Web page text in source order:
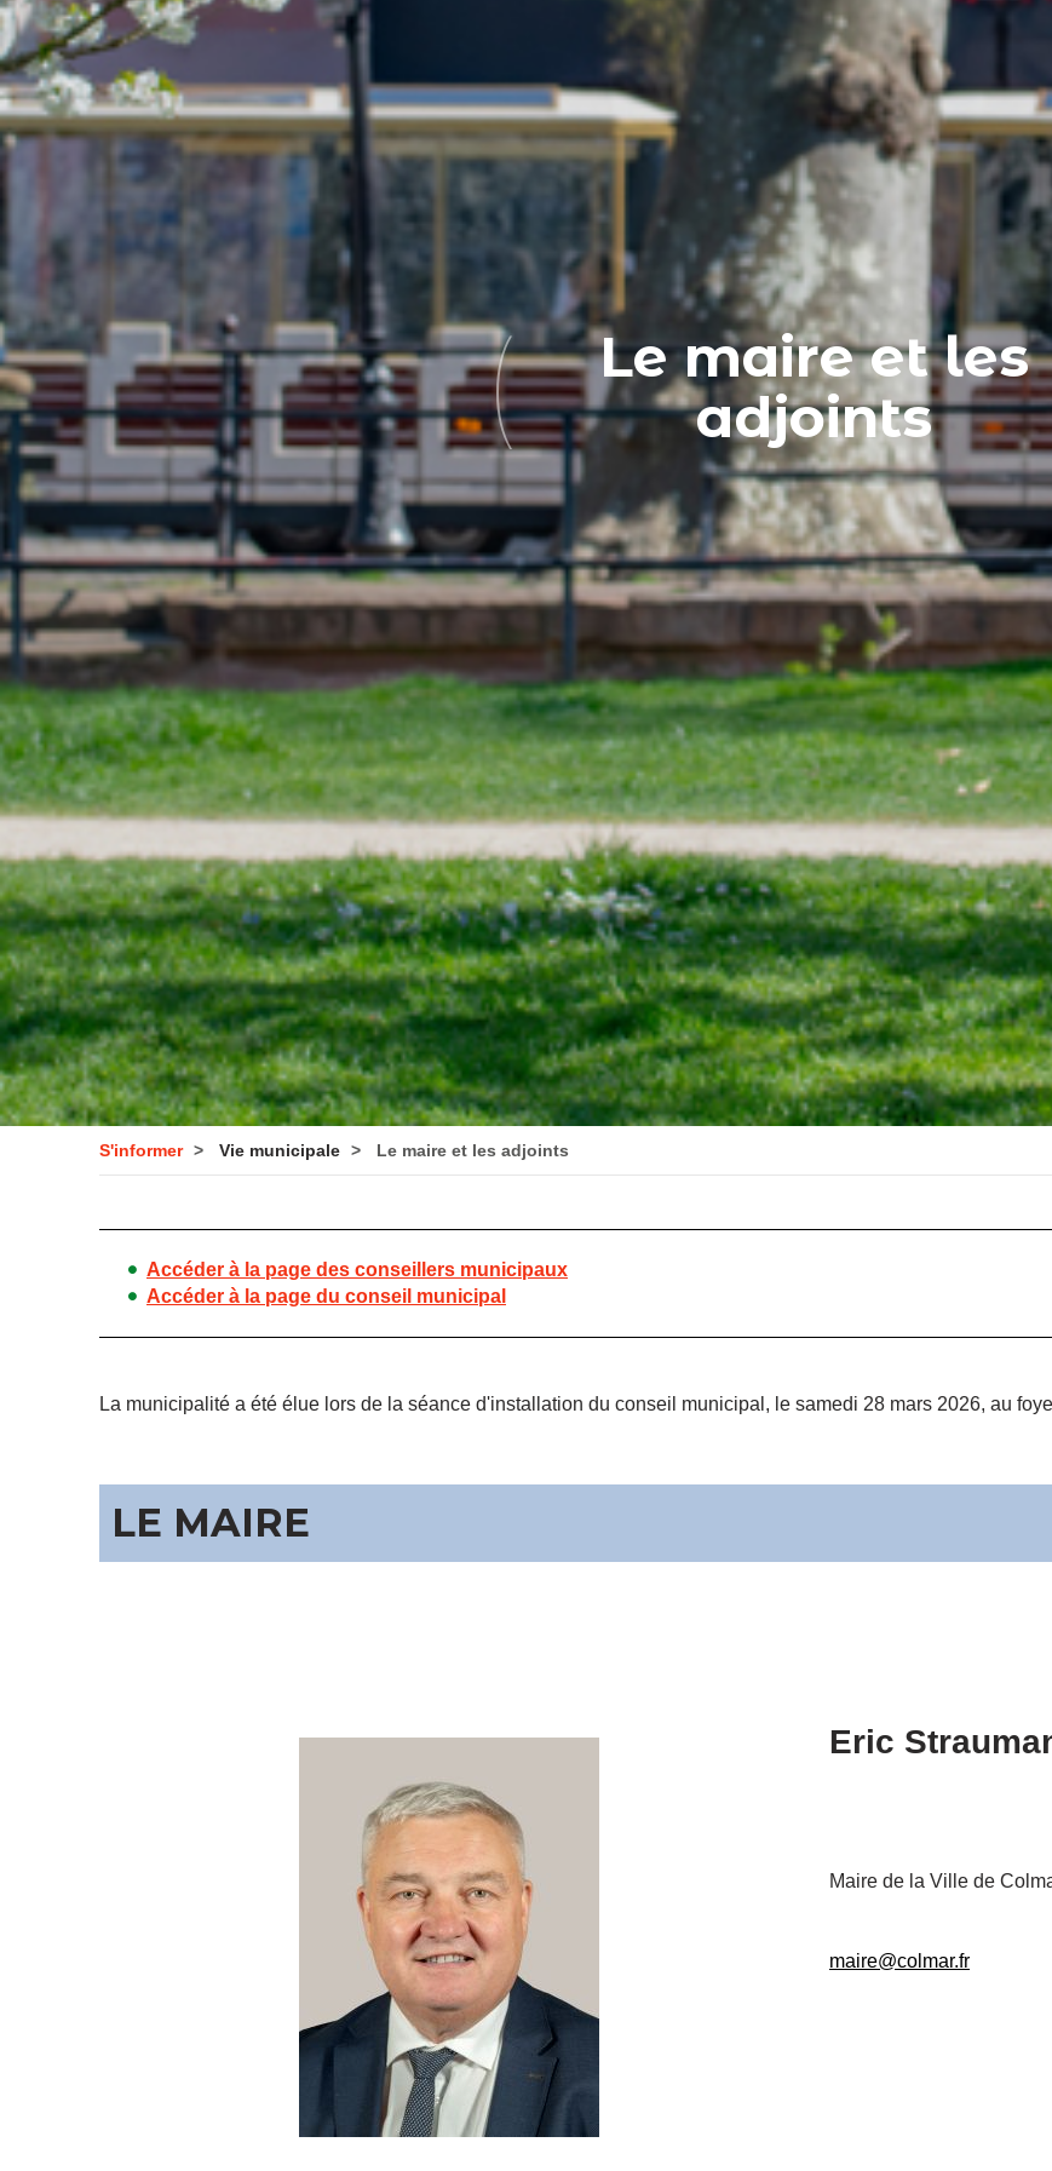
Le maire et les
adjoints
S'informer Vie municipale Le maire et les adjoints
Accéder à la page des conseillers municipaux
Accéder à la page du conseil municipal
La municipalité a été élue lors de la séance d'installation du conseil municipal, le samedi 28 mars 2026, au
LE MAIRE
Eric
Maire de la Ville de
maire@colmar.fr